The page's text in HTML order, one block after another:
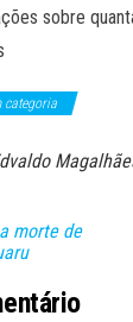
sobre
categoria
morte de